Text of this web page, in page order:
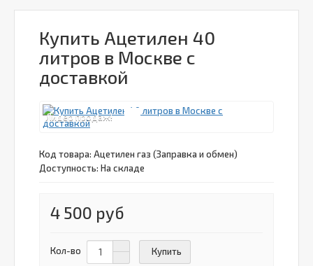
Купить Ацетилен 40
литров в Москве с
доставкой
Лидер продаж!
Код товара: Ацетилен газ (Заправка и обмен)
Доступность: На складе
4 500 руб
Кол-во Купить